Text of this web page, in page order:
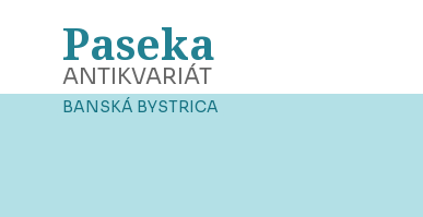
Paseka
ANTIKVARIÁT
BANSKÁ BYSTRICA